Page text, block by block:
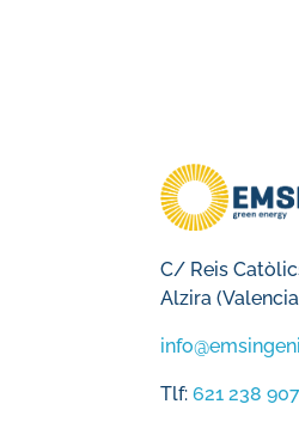
C/ Reis
Alzira
Tlf:621 238 907